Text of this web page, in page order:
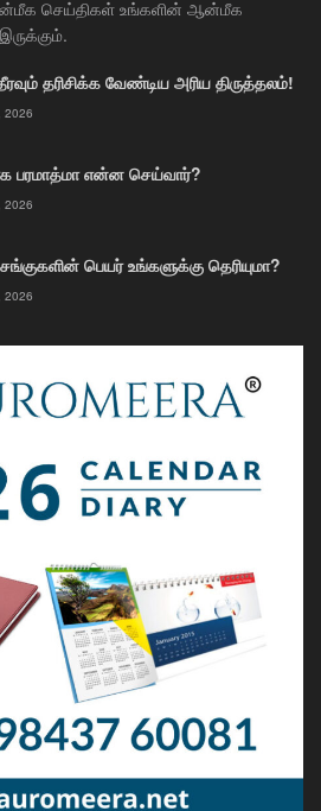
செய்திகள் உங்களின் ஆன்மீக
தரிசிக்க வேண்டிய அரிய திருத்தலம்!
2026
பரமாத்மா என்ன செய்வார்?
2026
பெயர் உங்களுக்கு தெரியுமா?
2026